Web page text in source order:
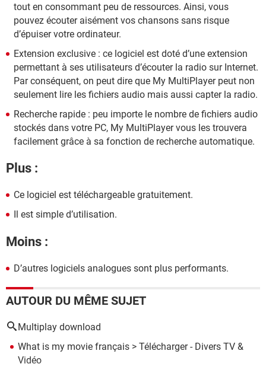
tout en consommant peu de ressources. Ainsi, vous
pouvez écouter aisément vos chansons sans risque
d’épuiser votre ordinateur.
Extension exclusive : ce logiciel est doté d’une extension
permettant à ses utilisateurs d’écouter la radio sur Internet.
Par conséquent, on peut dire que My MultiPlayer peut non
seulement lire les fichiers audio mais aussi capter la radio.
Recherche rapide : peu importe le nombre de fichiers audio
stockés dans votre PC, My MultiPlayer vous les trouvera
facilement grâce à sa fonction de recherche automatique.
Plus :
Ce logiciel est téléchargeable gratuitement.
Il est simple d’utilisation.
Moins :
D’autres logiciels analogues sont plus performants.
AUTOUR DU MÊME SUJET
Multiplay download
What is my movie français > Télécharger - Divers TV &
Vidéo